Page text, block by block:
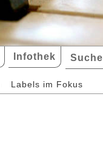
Infothek Suche
Labels im Fokus